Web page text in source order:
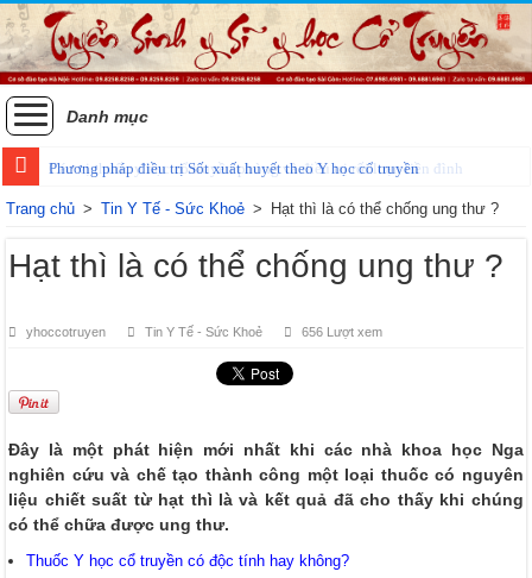
Danh mục
Phương pháp điều trị Sốt xuất huyết theo Y học cổ truyền
Trang chủ > Tin Y Tế - Sức Khoẻ > Hạt thì là có thể chống ung thư ?
Hạt thì là có thể chống ung thư ?
yhoccotruyen Tin Y Tế - Sức Khoẻ 656 Lượt xem
Đây là một phát hiện mới nhất khi các nhà khoa học Nga
nghiên cứu và chế tạo thành công một loại thuốc có nguyên
liệu chiết suất từ hạt thì là và kết quả đã cho thấy khi chúng
có thể chữa được ung thư.
Thuốc Y học cổ truyền có độc tính hay không?